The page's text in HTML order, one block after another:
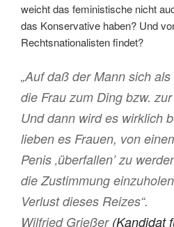
weicht das feministische nicht
das Konservative haben? Und
Rechtsnationalisten findet?
„Auf daß der Mann sich
die Frau zum Ding bzw. zur
Und dann wird es wirklich
lieben es Frauen, von
Penis ‚überfallen’ zu
die Zustimmung
Verlust dieses Reizes“.
Wilfried Grießer (Kandidat